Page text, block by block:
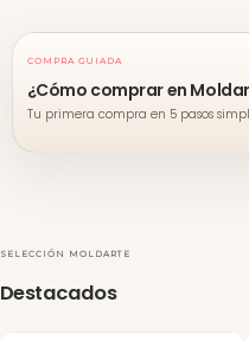
COMPRA GUIADA
¿Cómo comprar en
Tu primera compra en 5 pasos
SELECCIÓN MOLDARTE
Destacados